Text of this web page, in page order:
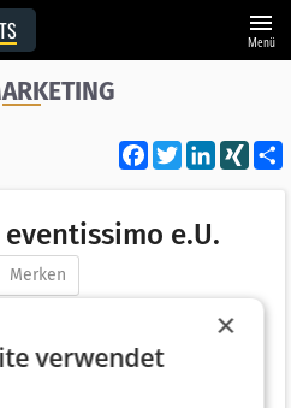
menu
Menü
Facebook
Twitter XING
e.U.
Merken
1661
×
verwendet